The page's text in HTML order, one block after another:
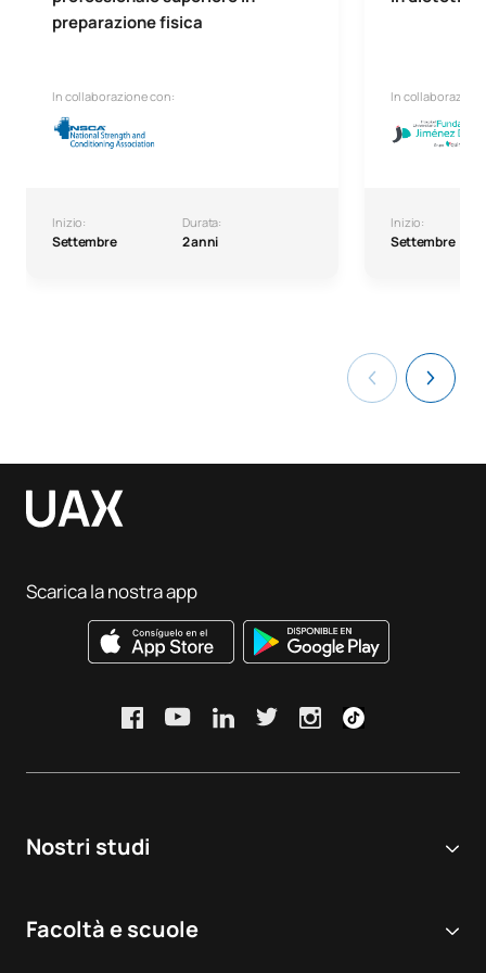
preparazione fisica
In collaborazione con:
Inizio:
Settembre
Durata:
2 anni
In
Inizio:
Settembre
Nostri studi
Facoltà e scuole
Scarica la nostra app